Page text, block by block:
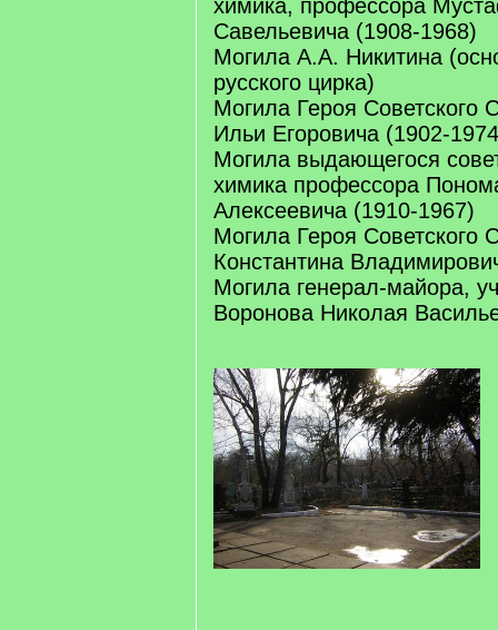
химика, профессора
Савельевича (1908-1968)
Могила А.А. Никитина
русского цирка)
Могила Героя Советского
Ильи Егоровича (1902-
Могила выдающегося
химика профессора
Алексеевича (1910-1967)
Могила Героя Советского
Константина
Могила генерал-майора,
Воронова Николая